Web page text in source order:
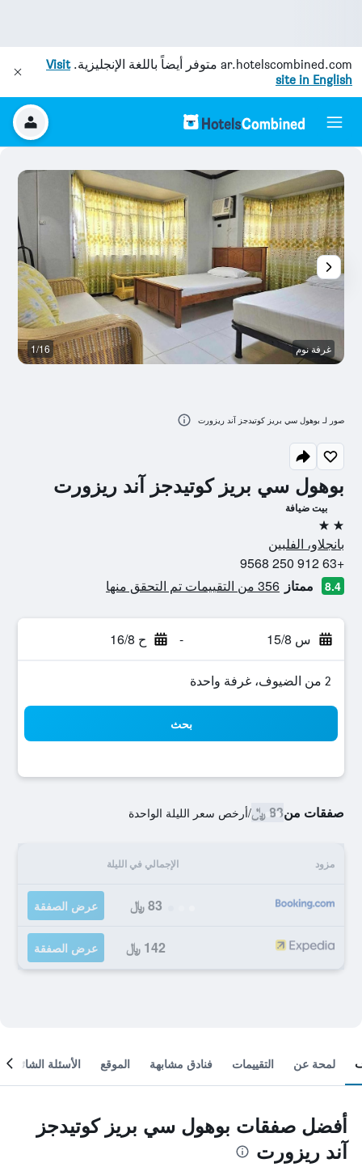
ar.hotelscombined.com متوفر أيضاً باللغة الإنجليزية.Visit
site in English
بوهول سي بريز كوتيدجز آند ريزورت
بيت ضيافة
2 نجمتين
بانجلاو، الفلبين
+63 912 250 9568
8.4 ممتاز 356 من التقييمات تم التحقق منها
س 15/8 - ح 16/8
2 من الضيوف، غرفة واحدة
بحث
صفقات من83 ﷼ /أرخص سعر الليلة الواحدة
مزود الإجمالي في الليلة
83 ﷼ عرض الصفقة
142 ﷼ عرض الصفقة
غرفة نوم 1/16
صور لـ بوهول سي بريز كوتيدجز آند ريزورت
لمحة عن التقييمات فنادق مشابهة الموقع الأسئلة الشائعة
أفضل صفقات بوهول سي بريز كوتيدجز
آند ريزورت